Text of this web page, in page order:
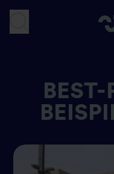
InhaltSUCHE
BEST-